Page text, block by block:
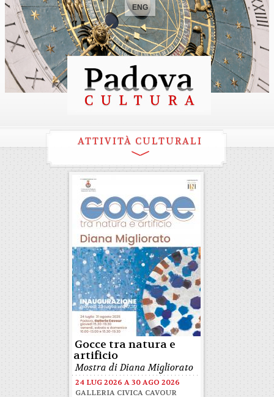
ENG
ATTIVITÀ CULTURALI
Gocce tra natura e
artificio
Mostra di Diana Migliorato
24 LUG 2026 A30 AGO 2026
GALLERIA CIVICA CAVOUR